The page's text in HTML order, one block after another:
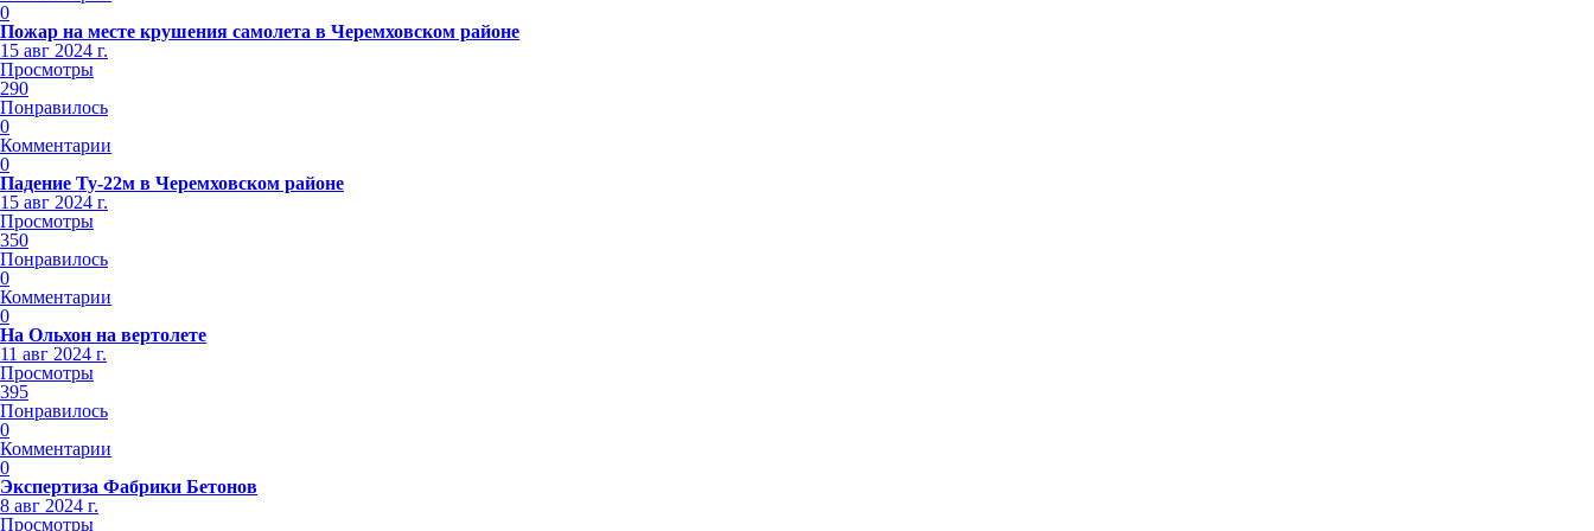
0
Пожар на месте крушения самолета в Черемховском районе
15 авг 2024 г.
Просмотры
290
Понравилось
0
Комментарии
0
Падение Ту-22м в Черемховском районе
15 авг 2024 г.
Просмотры
350
Понравилось
0
Комментарии
0
На Ольхон на вертолете
11 авг 2024 г.
Просмотры
395
Понравилось
0
Комментарии
0
Экспертиза Фабрики Бетонов
8 авг 2024 г.
Просмотры